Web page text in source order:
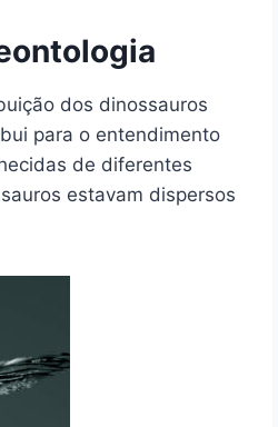
dos dinossauros
para o entendimento
de diferentes
estavam dispersos